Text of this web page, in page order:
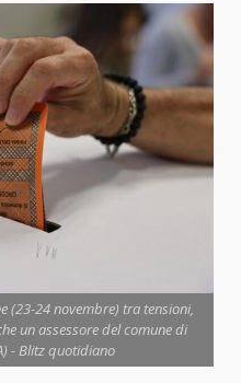
(23-24 novembre) tra tensioni,
un assessore del comune di
- Blitz quotidiano